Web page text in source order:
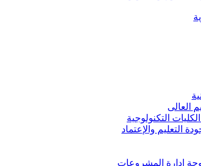
العالى
التكنولوجية
التعليم والإعتماد
إدارة المشروعات